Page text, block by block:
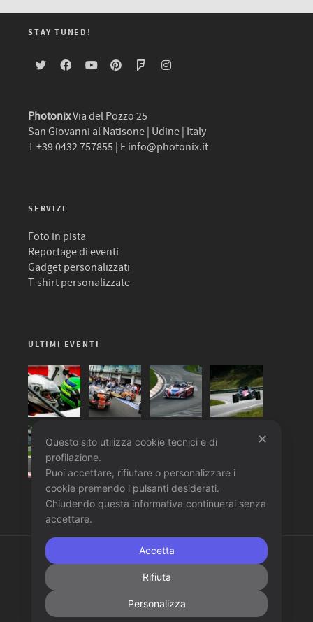
STAY TUNED!
PhotonixVia del Pozzo 25
San Giovanni al Natisone | Udine | Italy
T +39 0432 757855 | E info@photonix.it
SERVIZI
Foto in pista
Reportage di eventi
Gadget personalizzati
T-shirt personalizzate
ULTIMI EVENTI
Privacy Policy
Portfolio
News Contatti
✕
Questo sito utilizza cookie tecnici e di
profilazione.
Puoi accettare, rifiutare o personalizzare i
cookie premendo i pulsanti desiderati.
Chiudendo questa informativa continuerai senza
accettare.
Accetta
Rifiuta
Personalizza